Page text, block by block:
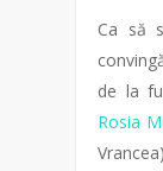
Ca să
de la
Rosia